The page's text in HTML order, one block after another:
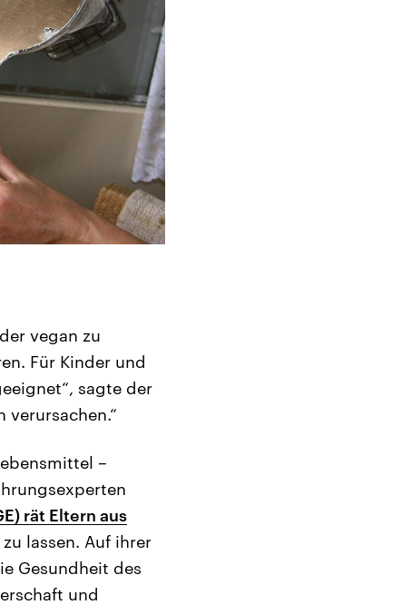
vegan zu
Für Kinder und
sagte der
verursachen.“
–
rät Eltern aus
lassen. Auf ihrer
Gesundheit des
und